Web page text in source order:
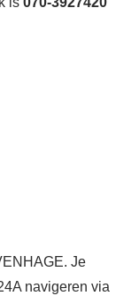
Je
navigeren via